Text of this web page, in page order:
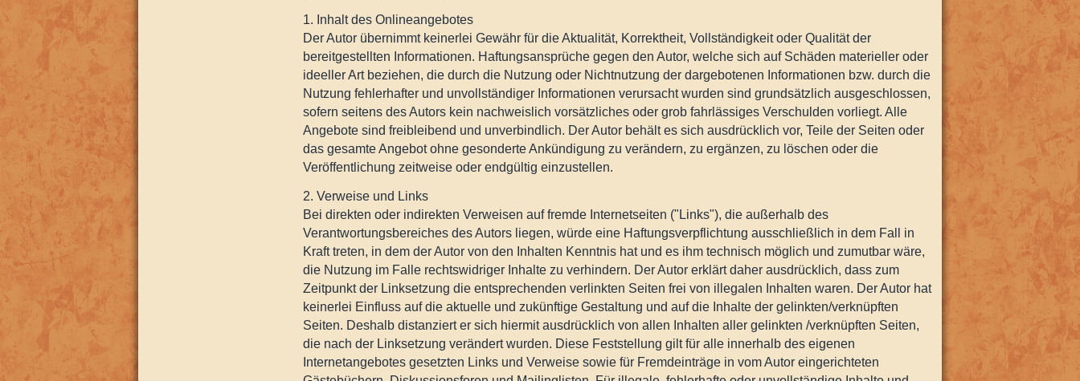
1. Inhalt des Onlineangebotes
Der Autor übernimmt keinerlei Gewähr für die Aktualität, Korrektheit, Vollständigkeit oder Qualität der
bereitgestellten Informationen. Haftungsansprüche gegen den Autor, welche sich auf Schäden materieller oder
ideeller Art beziehen, die durch die Nutzung oder Nichtnutzung der dargebotenen Informationen bzw. durch die
Nutzung fehlerhafter und unvollständiger Informationen verursacht wurden sind grundsätzlich ausgeschlossen,
sofern seitens des Autors kein nachweislich vorsätzliches oder grob fahrlässiges Verschulden vorliegt. Alle
Angebote sind freibleibend und unverbindlich. Der Autor behält es sich ausdrücklich vor, Teile der Seiten oder
das gesamte Angebot ohne gesonderte Ankündigung zu verändern, zu ergänzen, zu löschen oder die
Veröffentlichung zeitweise oder endgültig einzustellen.
2. Verweise und Links
Bei direkten oder indirekten Verweisen auf fremde Internetseiten ("Links"), die außerhalb des
Verantwortungsbereiches des Autors liegen, würde eine Haftungsverpflichtung ausschließlich in dem Fall in
Kraft treten, in dem der Autor von den Inhalten Kenntnis hat und es ihm technisch möglich und zumutbar wäre,
die Nutzung im Falle rechtswidriger Inhalte zu verhindern. Der Autor erklärt daher ausdrücklich, dass zum
Zeitpunkt der Linksetzung die entsprechenden verlinkten Seiten frei von illegalen Inhalten waren. Der Autor hat
keinerlei Einfluss auf die aktuelle und zukünftige Gestaltung und auf die Inhalte der gelinkten/verknüpften
Seiten. Deshalb distanziert er sich hiermit ausdrücklich von allen Inhalten aller gelinkten /verknüpften Seiten,
die nach der Linksetzung verändert wurden. Diese Feststellung gilt für alle innerhalb des eigenen
Internetangebotes gesetzten Links und Verweise sowie für Fremdeinträge in vom Autor eingerichteten